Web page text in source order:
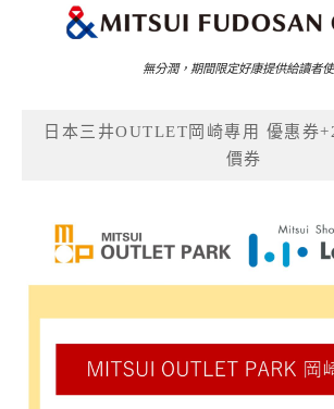
無分潤，期間限定好康提供給讀者
日本三井OUTLET岡崎專用 優惠券
價券